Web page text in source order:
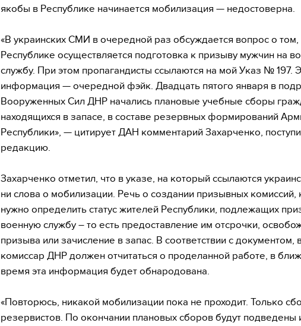
якобы в Республике начинается мобилизация — недостоверна.
«В украинских СМИ в очередной раз обсуждается вопрос о том,
Республике осуществляется подготовка к призыву мужчин на
службу. При этом пропагандисты ссылаются на мой Указ № 197.
информация — очередной фэйк. Двадцать пятого января в
Вооруженных Сил ДНР начались плановые учебные сборы
находящихся в запасе, в составе резервных формирований
Республики», — цитирует ДАН комментарий Захарченко,
редакцию.
Захарченко отметил, что в указе, на который ссылаются
ни слова о мобилизации. Речь о создании призывных комиссий,
нужно определить статус жителей Республики, подлежащих
военную службу – то есть предоставление им отсрочки,
призыва или зачисление в запас. В соответствии с документом,
комиссар ДНР должен отчитаться о проделанной работе, в
время эта информация будет обнародована.
«Повторюсь, никакой мобилизации пока не проходит. Только
резервистов. По окончании плановых сборов будут подведены